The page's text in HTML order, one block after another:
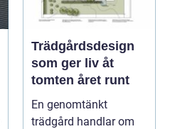
Trädgårdsdesign
som ger liv åt
tomten året runt
En genomtänkt
trädgård handlar om